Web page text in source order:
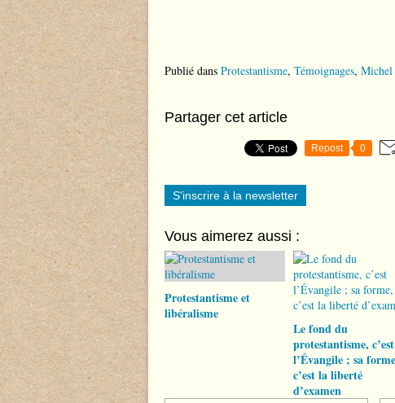
Publié dans Protestantisme, Témoignages,
Partager cet article
Repost 0
S'inscrire à la newsletter
Vous aimerez aussi :
Protestantisme et
libéralisme
Le fond du
protestantisme, c’est
l’Évangile ; sa
c’est la liberté
d’examen